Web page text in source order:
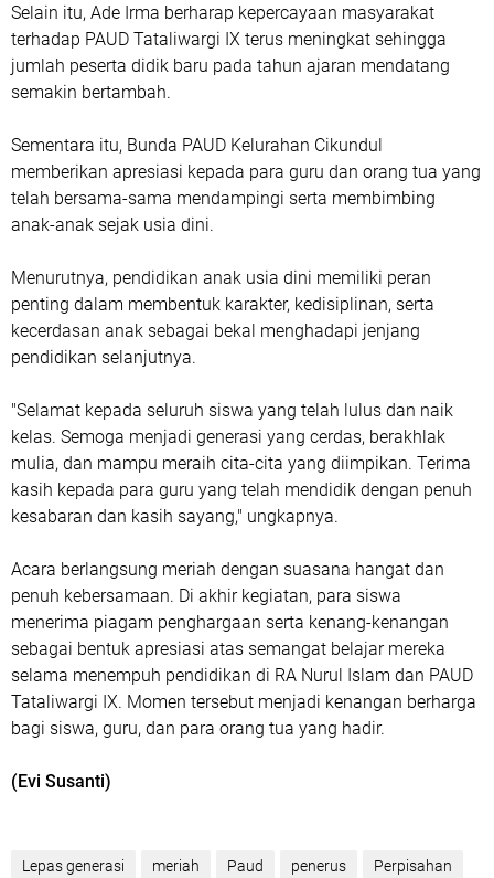
Selain itu, Ade Irma berharap kepercayaan masyarakat
terhadap PAUD Tataliwargi IX terus meningkat sehingga
jumlah peserta didik baru pada tahun ajaran mendatang
semakin bertambah.
Sementara itu, Bunda PAUD Kelurahan Cikundul
memberikan apresiasi kepada para guru dan orang tua yang
telah bersama-sama mendampingi serta membimbing
anak-anak sejak usia dini.
Menurutnya, pendidikan anak usia dini memiliki peran
penting dalam membentuk karakter, kedisiplinan, serta
kecerdasan anak sebagai bekal menghadapi jenjang
pendidikan selanjutnya.
"Selamat kepada seluruh siswa yang telah lulus dan naik
kelas. Semoga menjadi generasi yang cerdas, berakhlak
mulia, dan mampu meraih cita-cita yang diimpikan. Terima
kasih kepada para guru yang telah mendidik dengan penuh
kesabaran dan kasih sayang," ungkapnya.
Acara berlangsung meriah dengan suasana hangat dan
penuh kebersamaan. Di akhir kegiatan, para siswa
menerima piagam penghargaan serta kenang-kenangan
sebagai bentuk apresiasi atas semangat belajar mereka
selama menempuh pendidikan di RA Nurul Islam dan PAUD
Tataliwargi IX. Momen tersebut menjadi kenangan berharga
bagi siswa, guru, dan para orang tua yang hadir.
(Evi Susanti)
Lepas generasi meriah Paud penerus Perpisahan